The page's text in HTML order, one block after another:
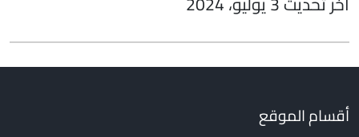
أقسام الموقع